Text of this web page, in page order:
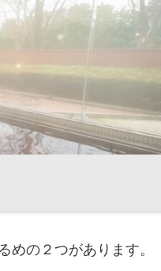
めの２つがあります。